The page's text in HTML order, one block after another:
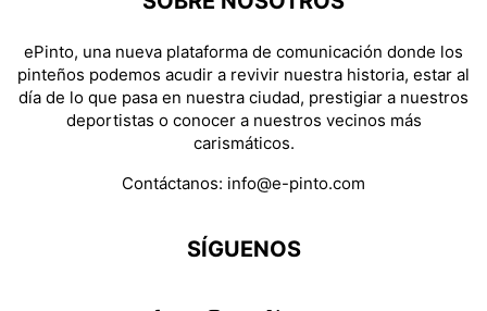
ePinto, una nueva plataforma de comunicación donde los
pinteños podemos acudir a revivir nuestra historia, estar al
día de lo que pasa en nuestra ciudad, prestigiar a nuestros
deportistas o conocer a nuestros vecinos más
carismáticos.
Contáctanos: info@e-pinto.com
SÍGUENOS